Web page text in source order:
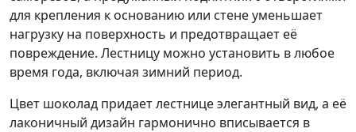
для крепления к основанию или стене уменьшает
нагрузку на поверхность и предотвращает её
повреждение. Лестницу можно установить в любое
время года, включая зимний период.
Цвет шоколад придает лестнице элегантный вид, а её
лаконичный дизайн гармонично вписывается в